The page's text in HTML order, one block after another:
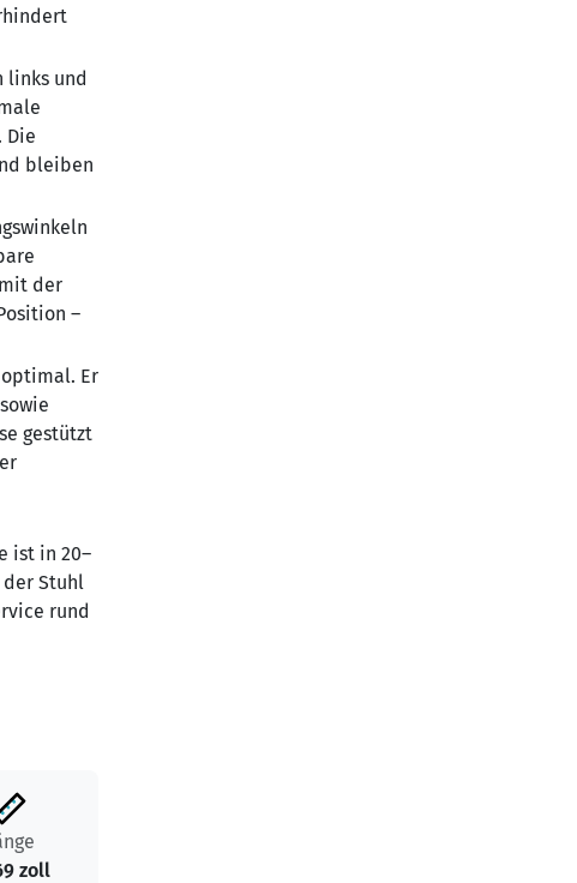
links und
Die
bleiben
der
–
optimal. Er
gestützt
ist in 20–
der Stuhl
rund
zoll